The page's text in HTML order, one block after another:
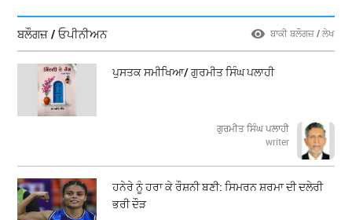
ਬਲੌਗਜ਼ / ਓਪੀਨੀਅਨ ਬਾਕੀ ਬਲੌਗਜ਼ / ਲੇਖ
ਪੁਸਤਕ ਸਮੀਖਿਆ/ ਗੁਰਮੀਤ ਸਿੰਘ ਪਲਾਹੀ
ਗੁਰਮੀਤ ਸਿੰਘ ਪਲਾਹੀ
writer
ਹਨੇਰੇ ਨੂੰ ਹਰਾ ਕੇ ਰੌਸ਼ਨੀ ਬਣੀ: ਸਿਮਰਨ ਸ਼ਰਮਾ ਦੀ ਦਲੇਰੀ
ਭਰੀ ਦੌੜ